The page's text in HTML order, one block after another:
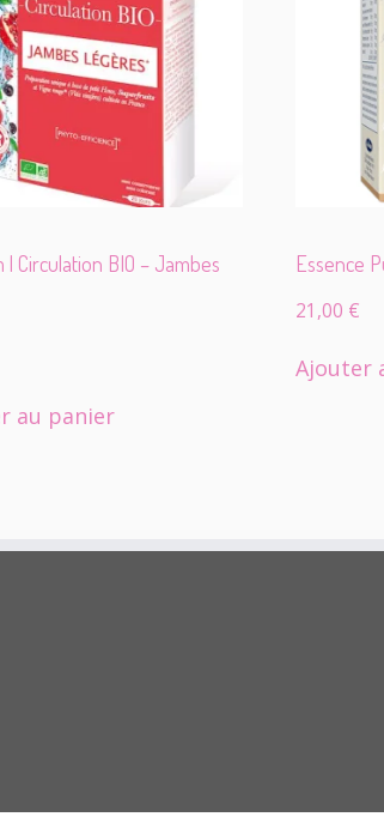
| Circulation BIO – Jambes
au panier
Essence
21,00 €
Ajouter